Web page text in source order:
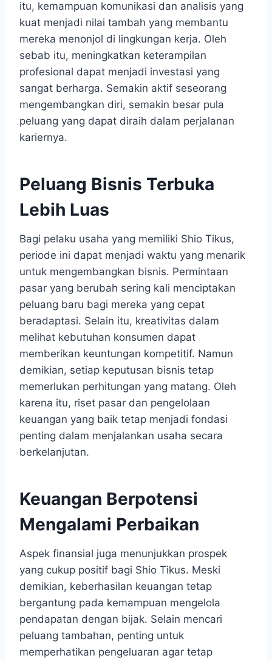
itu, kemampuan komunikasi dan analisis yang
kuat menjadi nilai tambah yang membantu
mereka menonjol di lingkungan kerja. Oleh
sebab itu, meningkatkan keterampilan
profesional dapat menjadi investasi yang
sangat berharga. Semakin aktif seseorang
mengembangkan diri, semakin besar pula
peluang yang dapat diraih dalam perjalanan
kariernya.
Peluang Bisnis Terbuka
Lebih Luas
Bagi pelaku usaha yang memiliki Shio Tikus,
periode ini dapat menjadi waktu yang menarik
untuk mengembangkan bisnis. Permintaan
pasar yang berubah sering kali menciptakan
peluang baru bagi mereka yang cepat
beradaptasi. Selain itu, kreativitas dalam
melihat kebutuhan konsumen dapat
memberikan keuntungan kompetitif. Namun
demikian, setiap keputusan bisnis tetap
memerlukan perhitungan yang matang. Oleh
karena itu, riset pasar dan pengelolaan
keuangan yang baik tetap menjadi fondasi
penting dalam menjalankan usaha secara
berkelanjutan.
Keuangan Berpotensi
Mengalami Perbaikan
Aspek finansial juga menunjukkan prospek
yang cukup positif bagi Shio Tikus. Meski
demikian, keberhasilan keuangan tetap
bergantung pada kemampuan mengelola
pendapatan dengan bijak. Selain mencari
peluang tambahan, penting untuk
memperhatikan pengeluaran agar tetap